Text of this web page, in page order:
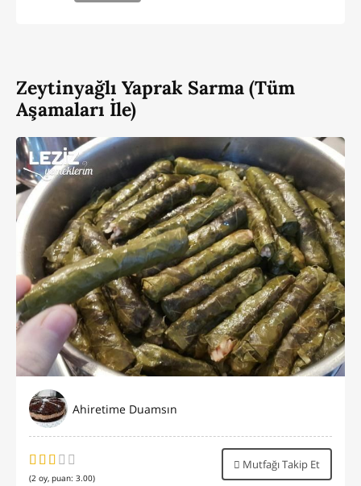
Zeytinyağlı Yaprak Sarma (Tüm
Aşamaları İle)
Ahiretime Duamsın
(2 oy, puan: 3.00)
Mutfağı Takip Et